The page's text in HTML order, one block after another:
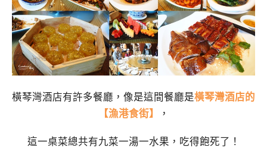
橫琴灣酒店有許多餐廳，像是這間餐廳是橫琴灣酒店的
【漁港食街】
，
這一桌菜總共有九菜一湯一水果，吃得飽死了！